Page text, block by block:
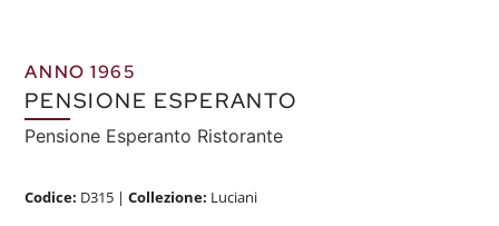
ANNO 1965
PENSIONE ESPERANTO
Pensione Esperanto Ristorante
Codice: D315 |Collezione: Luciani